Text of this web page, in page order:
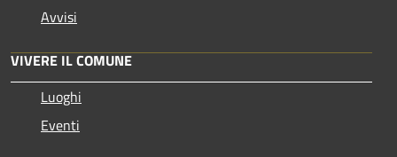
Avvisi
VIVERE IL COMUNE
Luoghi
Eventi